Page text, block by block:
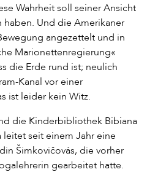
Wahrheit soll seiner Ansicht
haben. Und die Amerikaner
angezettelt und in
Marionettenregierung«
die Erde rund ist; neulich
Kanal vor einer
ist leider kein Witz.
die Kinderbibliothek Bibiana
leitet seit einem Jahr eine
Šimkovičovás, die vorher
gearbeitet hatte.